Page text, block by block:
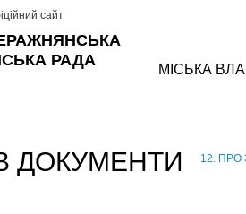
РАДА
сайт
МІСЬКА
ДОКУМЕНТИ 12.